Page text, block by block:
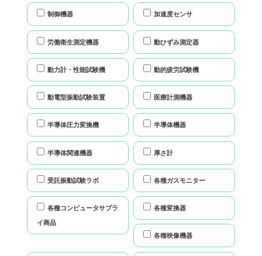
制御機器 加速度センサ
労働衛生測定機器 動ひずみ測定器
動力計・性能試験機 動的疲労試験機
動電型振動試験装置 医療計測機器
半導体圧力変換機 半導体機器
半導体関連機器 厚さ計
受託振動試験ラボ 各種ガスモニター
各種コンピュータサプラ
イ商品
各種変換器
各種映像機器